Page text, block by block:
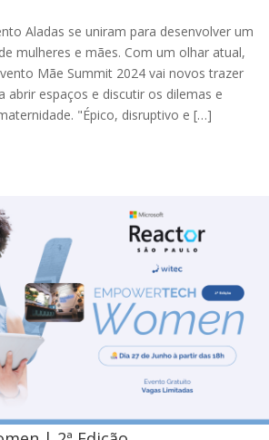
Aladas se uniram para desenvolver um
mulheres e mães. Com um olhar atual,
Mãe Summit 2024 vai novos trazer
abrir espaços e discutir os dilemas e
"Épico, disruptivo e […]